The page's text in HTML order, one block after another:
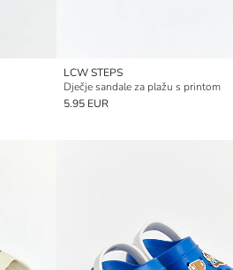
LCW STEPS
Dječje sandale za plažu s printom
5.95 EUR